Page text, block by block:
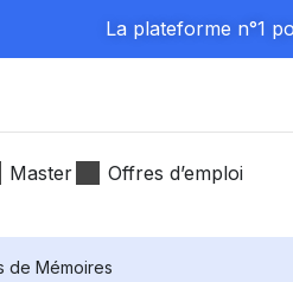
La plateforme n°1
Master Offres d’emploi
de Mémoires